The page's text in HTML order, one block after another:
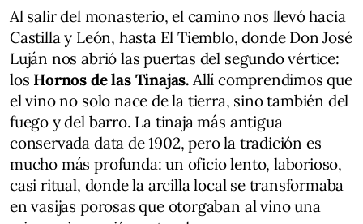
Al salir del monasterio, el camino nos llevó hacia
Castilla y León, hasta El Tiemblo, donde Don José
Luján nos abrió las puertas del segundo vértice:
los Hornos de las Tinajas. Allí comprendimos que
el vino no solo nace de la tierra, sino también del
fuego y del barro. La tinaja más antigua
conservada data de 1902, pero la tradición es
mucho más profunda: un oficio lento, laborioso,
casi ritual, donde la arcilla local se transformaba
en vasijas porosas que otorgaban al vino una